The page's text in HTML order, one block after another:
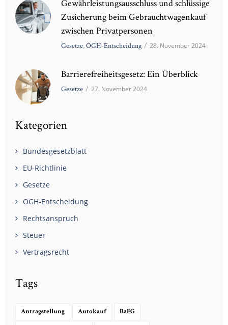
Gewährleistungsausschluss und schlüssige
Zusicherung beim Gebrauchtwagenkauf
zwischen Privatpersonen
Gesetze,OGH-Entscheidung / 28. November 2024
Barrierefreiheitsgesetz: Ein Überblick
Gesetze / 27. November 2024
Kategorien
Bundesgesetzblatt
EU-Richtlinie
Gesetze
OGH-Entscheidung
Rechtsanspruch
Steuer
Vertragsrecht
Tags
Antragstellung Autokauf BaFG